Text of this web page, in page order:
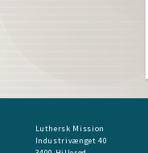
Luthersk Mission
Industrivænget 40